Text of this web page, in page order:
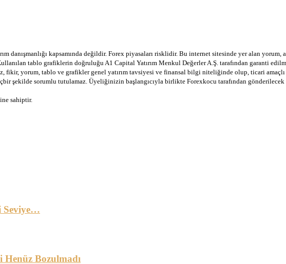
danışmanlığı kapsamında değildir. Forex piyasaları risklidir. Bu internet sitesinde yer alan
tablo grafiklerin doğruluğu A1 Capital Yatırım Menkul Değerler A.Ş. tarafından garanti
fikir, yorum, tablo ve grafikler genel yatırım tavsiyesi ve finansal bilgi niteliğinde olup, ticari
şekilde sorumlu tutulamaz. Üyeliğinizin başlangıcıyla birlikte Forexkocu tarafından
sahiptir.
Seviye…
Bozulmadı